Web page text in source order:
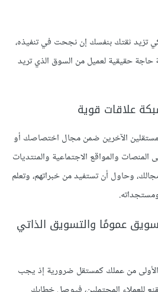
تزيد ثقتك بنفسك إن نجحت في تنفيذه،
حقيقية لعميل من السوق الذي تريد
الآخرين ضمن مجال اختصاصك أو
المنصات والمواقع الاجتماعية والمنتديات
وحاول أن تستفيد من خبراتهم، وتعلم
عمومًا والتسويق الذاتي
الأولى من عملك كمستقل ضرورية إذ يجب